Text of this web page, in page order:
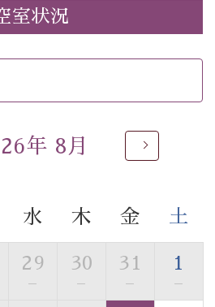
して滑りにくい畳のお風呂で
します。
源泉掛け流しの温泉の質を楽し
ったりといやされるプライベー
参拝バス
イバー兼ガイドが諏訪大社をご
制ですので、ご利用ご希望の方
室状況
年 8月
水 木 金 土
29
—
30
—
31
—
1
—